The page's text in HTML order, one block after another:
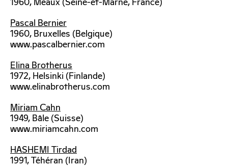
Pascal Bernier
1960, Bruxelles (Belgique)
www.pascalbernier.com
Elina Brotherus
1972, Helsinki (Finlande)
www.elinabrotherus.com
Miriam Cahn
1949, Bâle (Suisse)
www.miriamcahn.com
HASHEMI Tirdad
1991, Téhéran (Iran)